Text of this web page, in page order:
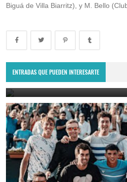
Biguá de Villa Biarritz), y M. Bello
ENTRADAS QUE PUEDEN INTERESARTE
Copa Davis 2024: Uruguay enfrentará
el Grupo
February 10,